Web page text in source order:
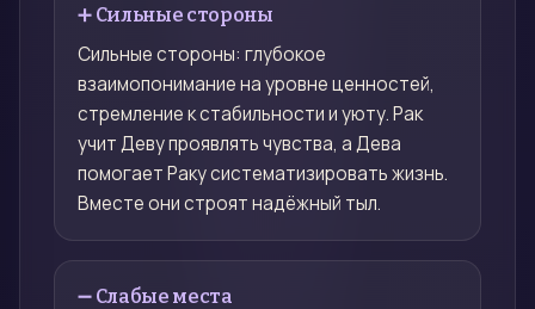
➕ Сильные стороны
Сильные стороны: глубокое
взаимопонимание на уровне ценностей,
стремление к стабильности и уюту. Рак
учит Деву проявлять чувства, а Дева
помогает Раку систематизировать жизнь.
Вместе они строят надёжный тыл.
➖ Слабые места